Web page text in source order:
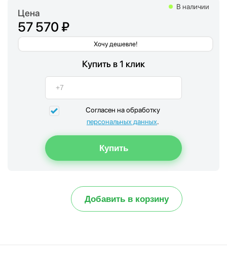
Цена
57 570 ₽
Хочу дешевле!
В наличии
Купить в 1 клик
Согласен на обработку
персональных данных.
Добавить в корзину